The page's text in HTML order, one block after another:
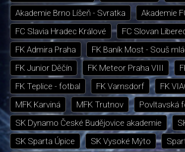
Akademie Brno Líšeň - Svratka
Akademie
FC Slavia Hradec Králové
FC Slovan
FK Admira Praha
FK Baník Most - Souš
FK Junior Děčín
FK Meteor Praha VIII
FK Teplice - fotbal
FK Varnsdorf FK
MFK Karviná
MFK Trutnov Povltavská
SK Dynamo České Budějovice akademie
SK Sparta Úpice
SK Vysoké Mýto